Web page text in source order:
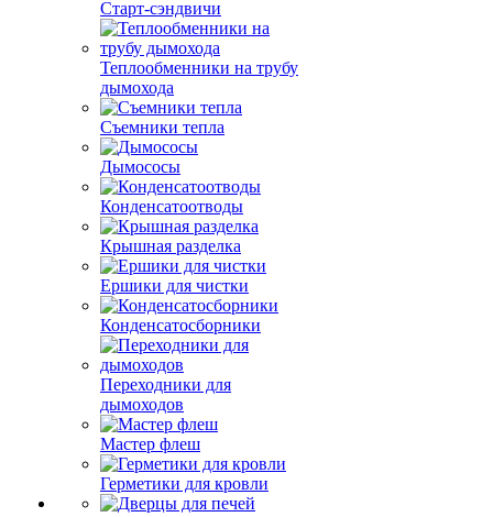
Старт-сэндвичи
Теплообменники на трубу
дымохода
Съемники тепла
Дымососы
Конденсатоотводы
Крышная разделка
Ершики для чистки
Конденсатосборники
Переходники для
дымоходов
Мастер флеш
Герметики для кровли